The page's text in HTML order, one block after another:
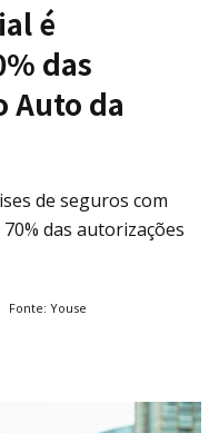
é
das
Auto da
de seguros com
das autorizações
Fonte: Youse